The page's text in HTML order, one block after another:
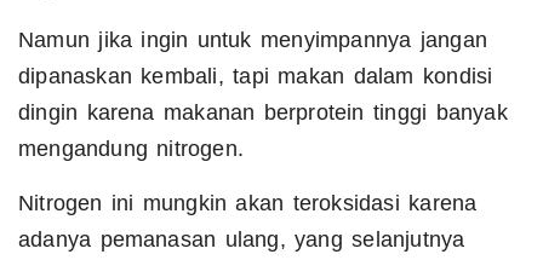
Namun jika ingin untuk menyimpannya jangan
dipanaskan kembali, tapi makan dalam kondisi
dingin karena makanan berprotein tinggi banyak
mengandung nitrogen.
Nitrogen ini mungkin akan teroksidasi karena
adanya pemanasan ulang, yang selanjutnya